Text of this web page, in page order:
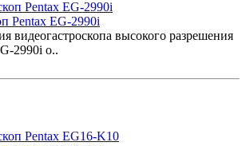
Pentax EG-2990i
видеогастроскопа высокого разрешения
2990i о..